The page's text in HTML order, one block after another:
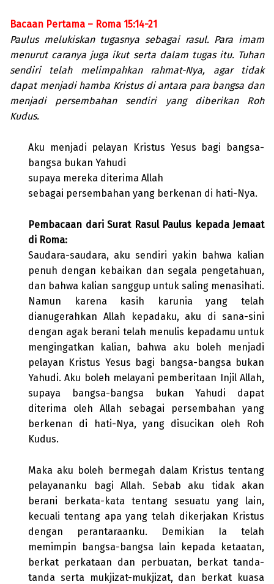
Bacaan Pertama – Roma 15:14-21
Paulus melukiskan tugasnya sebagai rasul. Para imam
menurut caranya juga ikut serta dalam tugas itu. Tuhan
sendiri telah melimpahkan rahmat-Nya, agar tidak
dapat menjadi hamba Kristus di antara para bangsa dan
menjadi persembahan sendiri yang diberikan Roh
Kudus.
Aku menjadi pelayan Kristus Yesus bagi bangsa-
bangsa bukan Yahudi
supaya mereka diterima Allah
sebagai persembahan yang berkenan di hati-Nya.
Pembacaan dari Surat Rasul Paulus kepada Jemaat
di Roma:
Saudara-saudara, aku sendiri yakin bahwa kalian
penuh dengan kebaikan dan segala pengetahuan,
dan bahwa kalian sanggup untuk saling menasihati.
Namun karena kasih karunia yang telah
dianugerahkan Allah kepadaku, aku di sana-sini
dengan agak berani telah menulis kepadamu untuk
mengingatkan kalian, bahwa aku boleh menjadi
pelayan Kristus Yesus bagi bangsa-bangsa bukan
Yahudi. Aku boleh melayani pemberitaan Injil Allah,
supaya bangsa-bangsa bukan Yahudi dapat
diterima oleh Allah sebagai persembahan yang
berkenan di hati-Nya, yang disucikan oleh Roh
Kudus.
Maka aku boleh bermegah dalam Kristus tentang
pelayananku bagi Allah. Sebab aku tidak akan
berani berkata-kata tentang sesuatu yang lain,
kecuali tentang apa yang telah dikerjakan Kristus
dengan perantaraanku. Demikian Ia telah
memimpin bangsa-bangsa lain kepada ketaatan,
berkat perkataan dan perbuatan, berkat tanda-
tanda serta mukjizat-mukjizat, dan berkat kuasa